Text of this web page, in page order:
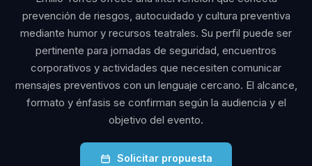
prevención de riesgos, autocuidado y cultura preventiva
mediante humor y recursos teatrales. Su perfil puede ser
pertinente para jornadas de seguridad, encuentros
corporativos y actividades que necesiten comunicar
mensajes preventivos con un lenguaje cercano. El alcance,
formato y énfasis se confirman según la audiencia y el
objetivo del evento.
Solicitar propuesta